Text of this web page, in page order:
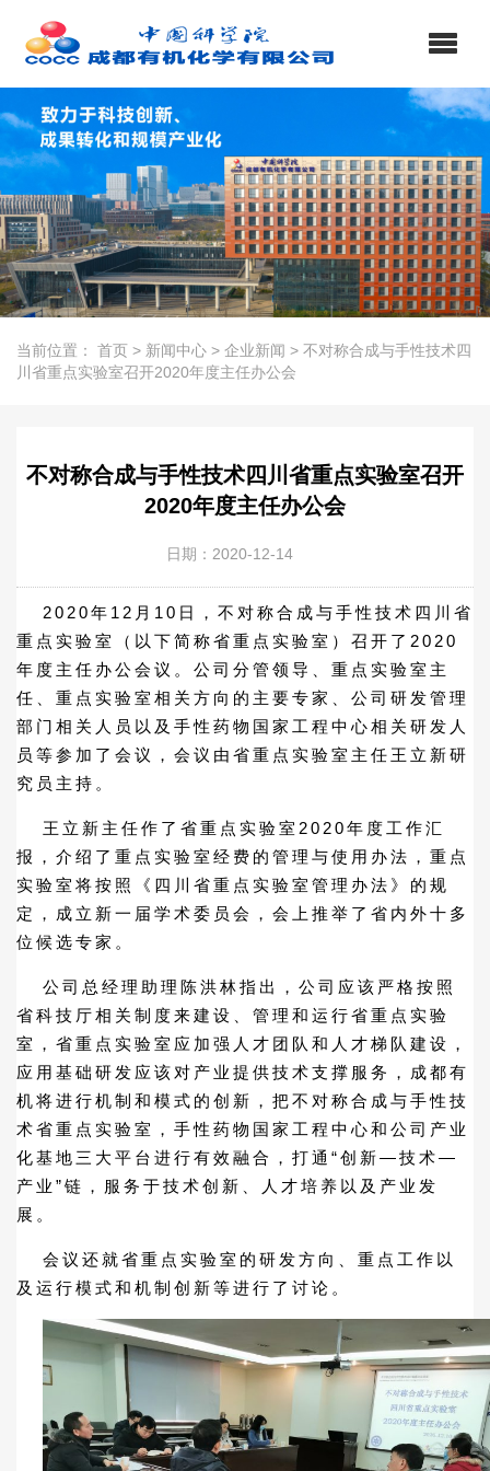
当前位置： 首页 > 新闻中心 > 企业新闻 > 不对称合成与手性技术四
川省重点实验室召开2020年度主任办公会
不对称合成与手性技术四川省重点实验室召开
2020年度主任办公会
日期：2020-12-14
2020年12月10日，不对称合成与手性技术四川省
重点实验室（以下简称省重点实验室）召开了2020
年度主任办公会议。公司分管领导、重点实验室主
任、重点实验室相关方向的主要专家、公司研发管理
部门相关人员以及手性药物国家工程中心相关研发人
员等参加了会议，会议由省重点实验室主任王立新研
究员主持。
王立新主任作了省重点实验室2020年度工作汇
报，介绍了重点实验室经费的管理与使用办法，重点
实验室将按照《四川省重点实验室管理办法》的规
定，成立新一届学术委员会，会上推举了省内外十多
位候选专家。
公司总经理助理陈洪林指出，公司应该严格按照
省科技厅相关制度来建设、管理和运行省重点实验
室，省重点实验室应加强人才团队和人才梯队建设，
应用基础研发应该对产业提供技术支撑服务，成都有
机将进行机制和模式的创新，把不对称合成与手性技
术省重点实验室，手性药物国家工程中心和公司产业
化基地三大平台进行有效融合，打通“创新—技术—
产业”链，服务于技术创新、人才培养以及产业发
展。
会议还就省重点实验室的研发方向、重点工作以
及运行模式和机制创新等进行了讨论。